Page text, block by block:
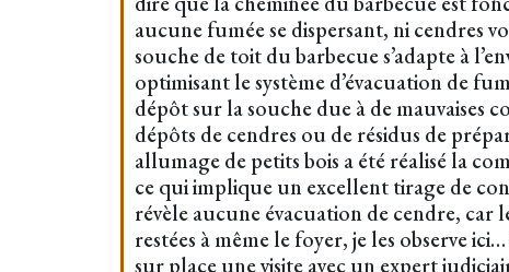
aucune fumée se dispersant, ni cendres
souche de toit du barbecue s’adapte à
optimisant le système d’évacuation de
dépôt sur la souche due à de mauvaises
dépôts de cendres ou de résidus de
allumage de petits bois a été réalisé la
ce qui implique un excellent tirage de
révèle aucune évacuation de cendre, car
restées à même le foyer, je les observe
sur place une visite avec un expert